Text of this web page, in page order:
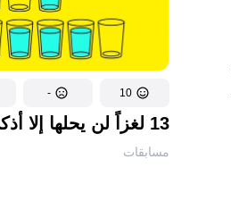
10
-
13 لغزاً لن يحلها إلا أذكى الأذكياء
مسابقات